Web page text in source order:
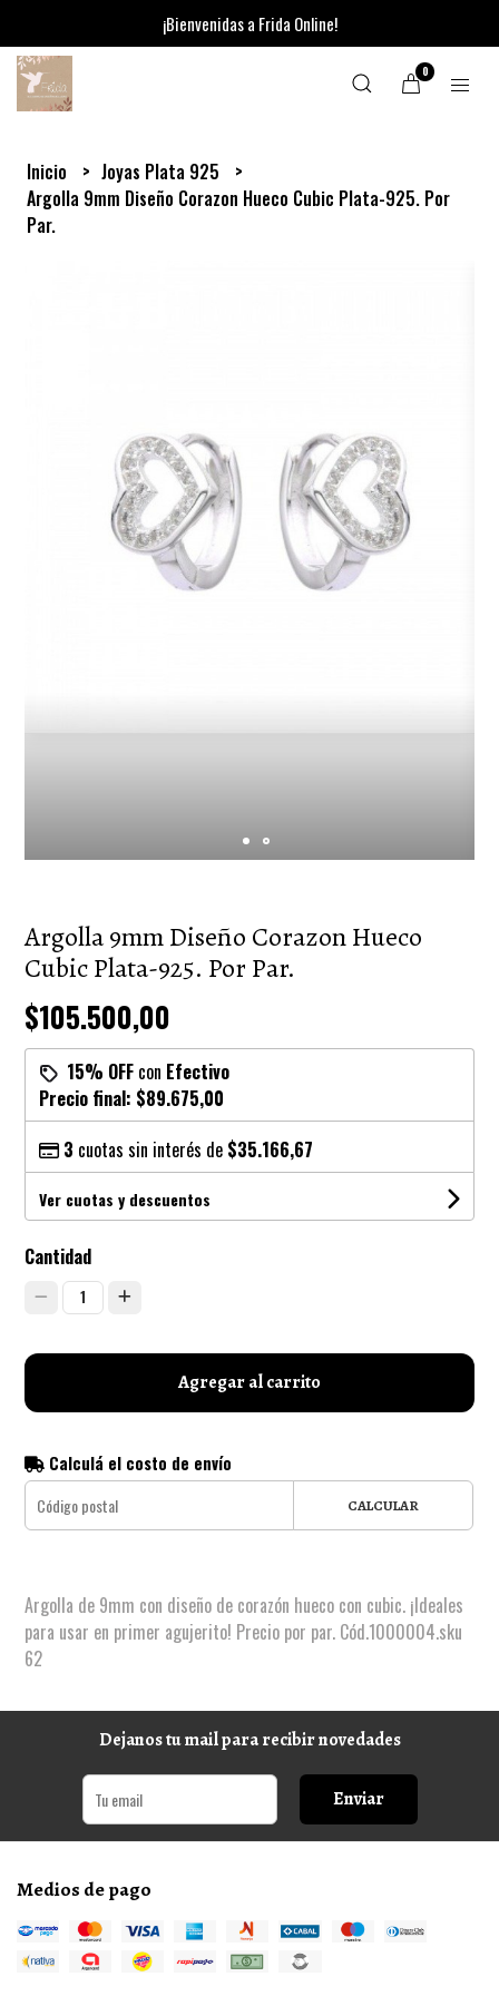
¡Bienvenidas a Frida Online!
0
Inicio
Joyas Plata 925
Argolla 9mm Diseño Corazon Hueco Cubic Plata-925. Por
Par.
Argolla 9mm Diseño Corazon Hueco
Cubic Plata-925. Por Par.
$105.500,00
15% OFF con Efectivo
Precio final: $89.675,00
3 cuotas sin interés de $35.166,67
Ver cuotas y descuentos
Cantidad
1
Agregar al carrito
Calculá el costo de envío
CALCULAR
Argolla de 9mm con diseño de corazón hueco con cubic. ¡Ideales
para usar en primer agujerito! Precio por par. Cód.1000004.sku
62
Dejanos tu mail para recibir novedades
Enviar
Medios de pago